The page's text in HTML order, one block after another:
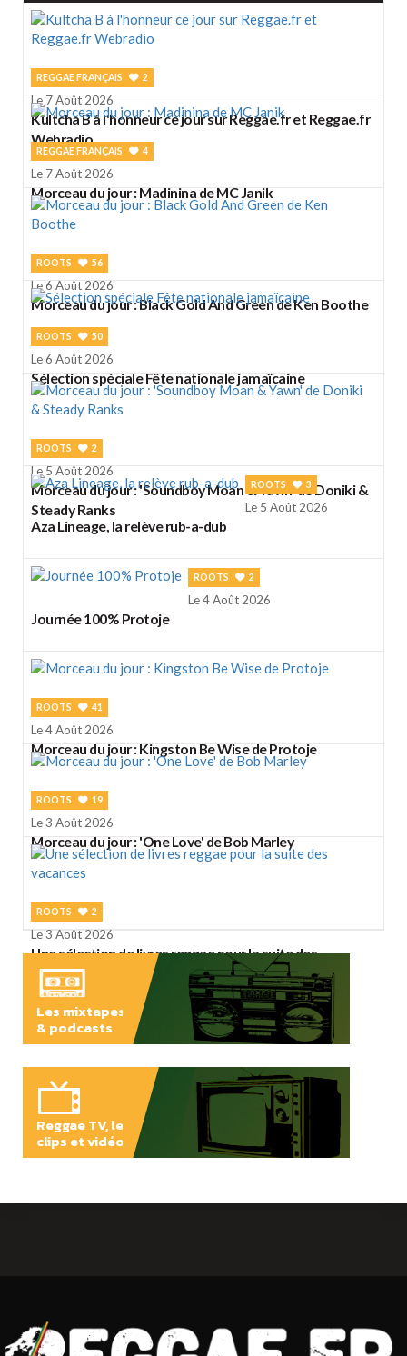
REGGAE FRANÇAIS 2
Le 7 Août 2026
Kultcha B à l'honneur ce jour sur Reggae.fr et Reggae.fr
Webradio
REGGAE FRANÇAIS 4
Le 7 Août 2026
Morceau du jour : Madinina de MC Janik
ROOTS 56
Le 6 Août 2026
Morceau du jour : Black Gold And Green de Ken Boothe
ROOTS 50
Le 6 Août 2026
Sélection spéciale Fête nationale jamaïcaine
ROOTS 2
Le 5 Août 2026
Morceau du jour : 'Soundboy Moan & Yawn' de Doniki &
Steady Ranks
ROOTS 3
Le 5 Août 2026
Aza Lineage, la relève rub-a-dub
ROOTS 2
Le 4 Août 2026
Journée 100% Protoje
ROOTS 41
Le 4 Août 2026
Morceau du jour : Kingston Be Wise de Protoje
ROOTS 19
Le 3 Août 2026
Morceau du jour : 'One Love' de Bob Marley
ROOTS 2
Le 3 Août 2026
Une sélection de livres reggae pour la suite des
vacances
Les mixtapes
& podcasts
Reggae TV, les
clips et vidéos